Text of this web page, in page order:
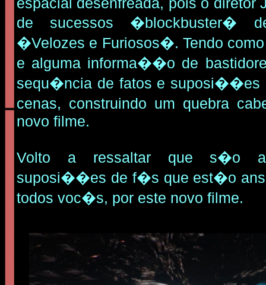
de sucessos �blockbuster�
�Velozes e Furiosos�. Tendo
e alguma informa��o de
sequ�ncia de fatos e suposi��es
cenas, construindo um quebra
novo filme.
Volto a ressaltar que s�o
suposi��es de f�s que est�o
todos voc�s, por este novo filme.